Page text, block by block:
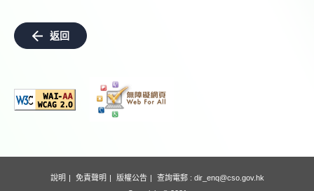
返回
說明 免責聲明 版權公告 查詢電郵 : dir_enq@cso.gov.hk